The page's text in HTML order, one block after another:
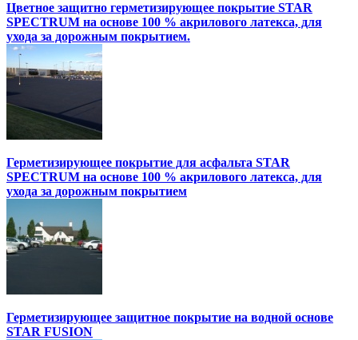
Цветное защитно герметизирующее покрытие STAR
SPECTRUM на основе 100 % акрилового латекса, для
ухода за дорожным покрытием.
Герметизирующее покрытие для асфальта STAR
SPECTRUM на основе 100 % акрилового латекса, для
ухода за дорожным покрытием
Герметизирующее защитное покрытие на водной основе
STAR FUSION